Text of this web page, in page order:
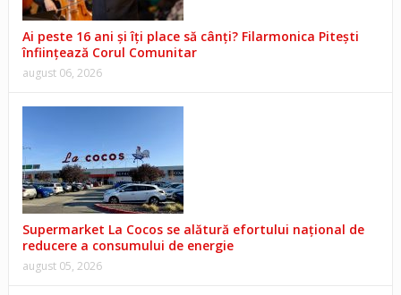
Ai peste 16 ani și îți place să cânți? Filarmonica Pitești
înființează Corul Comunitar
august 06, 2026
Supermarket La Cocos se alătură efortului național de
reducere a consumului de energie
august 05, 2026